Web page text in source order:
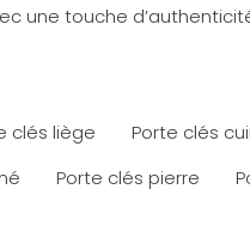
une touche
clés liège Porte clés
Porte clés pierre